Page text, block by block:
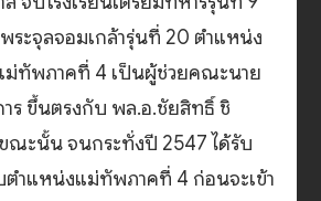
ระจุลจอมเกล้ารุ่นที่ 20 ตำแหน่ง
ทัพภาคที่ 4 เป็นผู้ช่วยคณะนาย
าร ขึ้นตรงกับ พล.อ.ชัยสิทธิ์ ชิ
ณะนั้น จนกระทั่งปี 2547 ได้รับ
ตำแหน่งแม่ทัพภาคที่ 4 ก่อนจะเข้า